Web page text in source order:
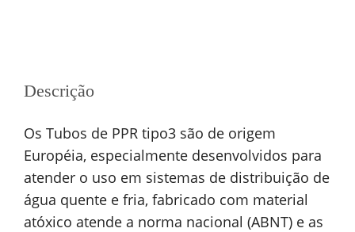
Descrição
Os Tubos de PPR tipo3 são de origem
Européia, especialmente desenvolvidos para
atender o uso em sistemas de distribuição de
água quente e fria, fabricado com material
atóxico atende a norma nacional (ABNT) e as